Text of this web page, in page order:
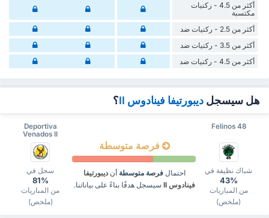
أكثر من 4.5 - ركنيات
مكتسبة
أكثر من 2.5 - ركنيات ضد
أكثر من 3.5 - ركنيات ضد
أكثر من 4.5 - ركنيات ضد
هل سيسجل ديبورتيفا فينادوس II ؟
Deportiva
Venados II
Felinos 48
سجل في
81%
من المباريات
(ملخص)
فرصة متوسطة
احتمال فرصة متوسطة أن ديبورتيفا
فينادوس II
سيسجل هدفًا بناءً على بياناتنا.
شباك نظيفة في
43%
من المباريات
(ملخص)